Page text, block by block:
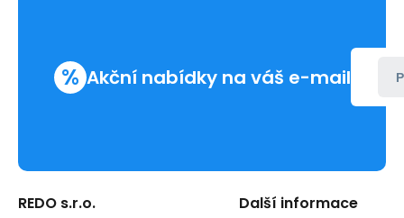
% Akční nabídky na váš e-mail
REDO s.r.o. Další informace